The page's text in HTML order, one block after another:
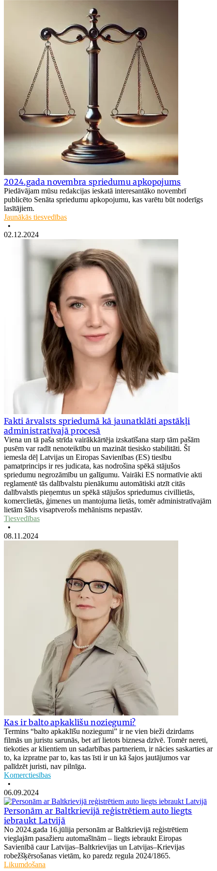
2024.gada novembra spriedumu apkopojums
Piedāvājam mūsu redakcijas ieskatā interesantāko novembrī
publicēto Senāta spriedumu apkopojumu, kas varētu būt noderīgs
lasītājiem.
Jaunākās tiesvedības
•
02.12.2024
Fakti ārvalsts spriedumā kā jaunatklāti apstākļi
administratīvajā procesā
Viena un tā paša strīda vairākkārtēja izskatīšana starp tām pašām
pusēm var radīt nenoteiktību un mazināt tiesisko stabilitāti. Šī
iemesla dēļ Latvijas un Eiropas Savienības (ES) tiesību
pamatprincips ir res judicata, kas nodrošina spēkā stājušos
spriedumu negrozāmību un galīgumu. Vairāki ES normatīvie akti
reglamentē tās dalībvalstu pienākumu automātiski atzīt citās
dalībvalstīs pieņemtus un spēkā stājušos spriedumus civillietās,
komerclietās, ģimenes un mantojuma lietās, tomēr administratīvajām
lietām šāds visaptverošs mehānisms nepastāv.
Tiesvedības
•
08.11.2024
Kas ir balto apkaklīšu noziegumi?
Termins “balto apkaklīšu noziegumi” ir ne vien bieži dzirdams
filmās un juristu sarunās, bet arī lietots biznesa dzīvē. Tomēr nereti,
tiekoties ar klientiem un sadarbības partneriem, ir nācies saskarties ar
to, ka izpratne par to, kas tas īsti ir un kā šajos jautājumos var
palīdzēt juristi, nav pilnīga.
Komerctiesības
•
06.09.2024
Personām ar Baltkrievijā reģistrētiem auto liegts
iebraukt Latvijā
No 2024.gada 16.jūlija personām ar Baltkrievijā reģistrētiem
vieglajām pasažieru automašīnām – liegts iebraukt Eiropas
Savienībā caur Latvijas–Baltkrievijas un Latvijas–Krievijas
robežšķērsošanas vietām, ko paredz regula 2024/1865.
Likumdošana